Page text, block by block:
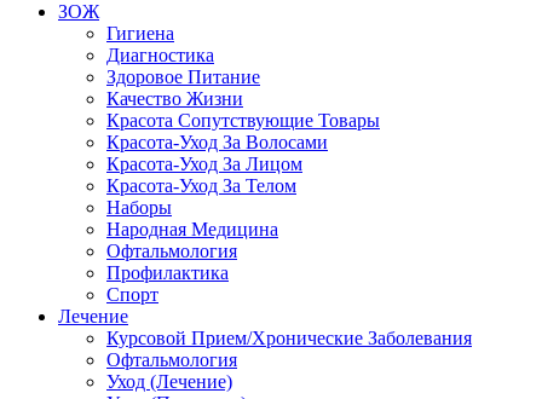
ЗОЖ
Гигиена
Диагностика
Здоровое Питание
Качество Жизни
Красота Сопутствующие Товары
Красота-Уход За Волосами
Красота-Уход За Лицом
Красота-Уход За Телом
Наборы
Народная Медицина
Офтальмология
Профилактика
Спорт
Лечение
Курсовой Прием/Хронические Заболевания
Офтальмология
Уход (Лечение)